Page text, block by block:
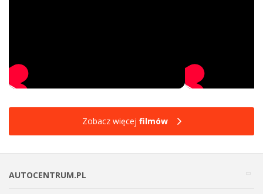
Zobacz więcej filmów
AUTOCENTRUM.PL